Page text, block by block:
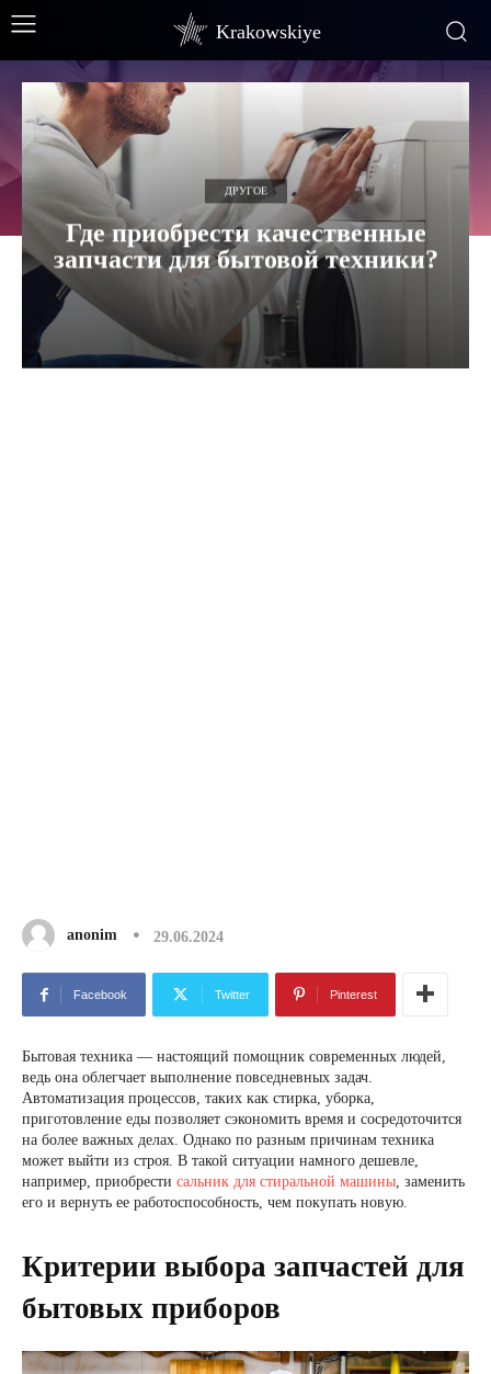
Krakowskiye
ДРУГОЕ
Где приобрести качественные
запчасти для бытовой техники?
anonim 29.06.2024
Facebook Twitter Pinterest
Бытовая техника — настоящий помощник современных людей,
ведь она облегчает выполнение повседневных задач.
Автоматизация процессов, таких как стирка, уборка,
приготовление еды позволяет сэкономить время и сосредоточится
на более важных делах. Однако по разным причинам техника
может выйти из строя. В такой ситуации намного дешевле,
например, приобрести сальник для стиральной машины, заменить
его и вернуть ее работоспособность, чем покупать новую.
Критерии выбора запчастей для
бытовых приборов